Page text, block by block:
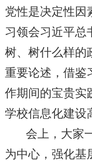
党性是决定性因
习领会习近平总
树、树什么样的
重要论述，借鉴
作期间的宝贵实
学校信息化建设
会上，大家
为中心，强化基